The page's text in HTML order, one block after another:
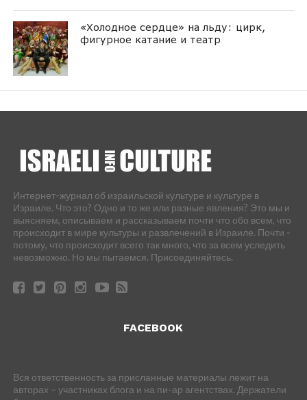
«Холодное сердце» на льду: цирк,
фигурное катание и театр
Интернет-журнал об израильской культуре и культуре в
Израиле. Что это? Одно и то же или разные явления? Это мы и
выясняем, описываем и рассказываем почти что обо всем, что
происходит в мире культуры и развлечений в Израиле. Почти -
потому, что происходит всего так много, что за всем уследить
невозможно. Но мы пытаемся. Присоединяйтесь.
FACEBOOK
Вся ответственность за присланные материалы лежит на
авторах – участниках блога и на пи-ар агентствах. Держатели